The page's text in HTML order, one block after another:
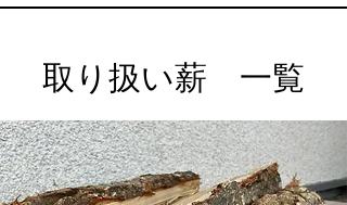
​取り扱い薪 一覧